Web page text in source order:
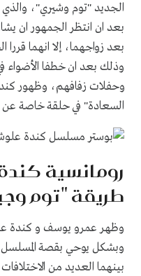
الجديد "توم وشيري"، والذي
بعد ان انتظر الجمهور ان
بعد زواجهما، إلا انهما قررا
وذلك بعد ان خطفا الأضواء في
وحفلات زفافهم، وظهور كندة
السعادة" في حلقة خاصة عن
رومانسية
طريقة "توم
وظهر عمرو يوسف و كندة علوش
وبشكل يوحي بقصة المسلسل
بينهما العديد من الاختلافات